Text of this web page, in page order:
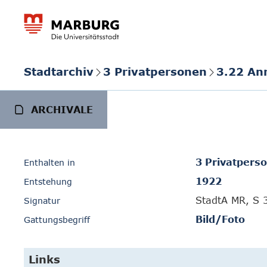
Stadtarchiv 3 Privatpersonen 3.22
ARCHIVALE
Enthalten in 3
Entstehung 1922
Signatur StadtA MR, S
Gattungsbegriff Bild/Foto
Links